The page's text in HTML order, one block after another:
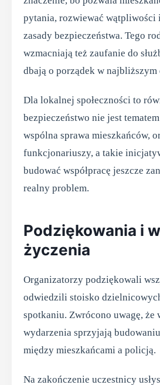
pytania, rozwiewać wątpliwości
zasady bezpieczeństwa. Tego
wzmacniają też zaufanie do
dbają o porządek w najbliższym
Dla lokalnej społeczności to
bezpieczeństwo nie jest
wspólna sprawa mieszkańców,
funkcjonariuszy, a takie
budować współpracę jeszcze
realny problem.
Podziękowania i
życzenia
Organizatorzy podziękowali
odwiedzili stoisko
spotkaniu. Zwrócono uwagę, że
wydarzenia sprzyjają
między mieszkańcami a policją.
Na zakończenie uczestnicy